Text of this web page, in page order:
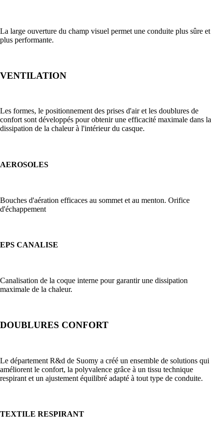
La large ouverture du champ visuel permet une conduite plus sûre et
plus performante.
VENTILATION
Les formes, le positionnement des prises d'air et les doublures de
confort sont développés pour obtenir une efficacité maximale dans la
dissipation de la chaleur à l'intérieur du casque.
AEROSOLES
Bouches d'aération efficaces au sommet et au menton. Orifice
d'échappement
EPS CANALISE
Canalisation de la coque interne pour garantir une dissipation
maximale de la chaleur.
DOUBLURES CONFORT
Le département R&d de Suomy a créé un ensemble de solutions qui
améliorent le confort, la polyvalence grâce à un tissu technique
respirant et un ajustement équilibré adapté à tout type de conduite.
TEXTILE RESPIRANT